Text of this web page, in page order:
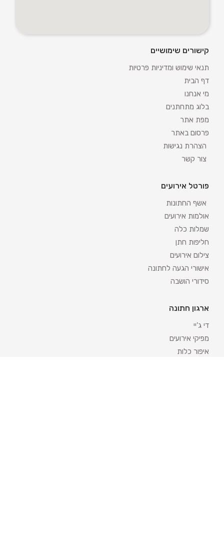
קישורים שימושיים
תנאי שימוש ומדיניות פרטיות
דף הבית
מי אנחנו
בלוג מתחתנים
מפת אתר
פרסום באתר
הצהרת נגישות
צור קשר
פורטל אירועים
אשף החתונות
אולמות אירועים
שמלות כלה
חליפות חתן
צילום אירועים
אישורי הגעה לחתונה
סידורי הושבה
ארגון חתונה
די ג'יי
מפיקי אירועים
איפור כלות